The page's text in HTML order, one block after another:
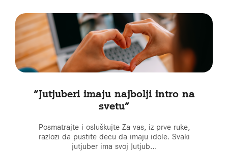
“Jutjuberi imaju najbolji intro na
svetu”
Posmatrajte i osluškujte Za vas, iz prve ruke,
razlozi da pustite decu da imaju idole. Svaki
jutjuber ima svoj Jutjub…